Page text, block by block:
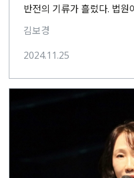
반전의 기류가 흘렀다. 법원
일부를 협의를 통해 공개해
김보경
2024.11.25